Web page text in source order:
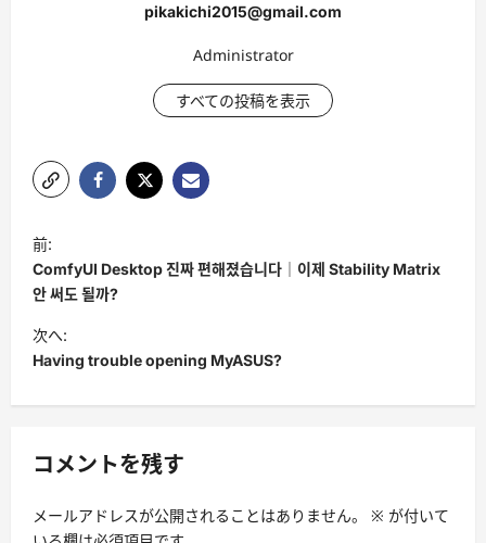
pikakichi2015@gmail.com
Administrator
すべての投稿を表示
投
稿
ナ
ビ
ゲ
ー
ョ
前:
ComfyUI Desktop 진짜 편해졌습니다｜이제 Stability Matrix
안 써도 될까?
次へ:
Having trouble opening MyASUS?
コメントを残す
メールアドレスが公開されることはありません。 ※ が付いて